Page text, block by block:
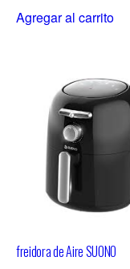
Agregar al carrito
freidora de Aire SUONO